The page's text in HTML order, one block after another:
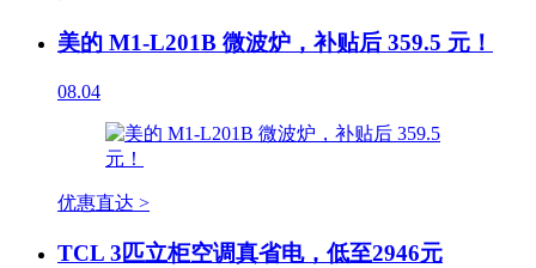
美的 M1-L201B 微波炉，补贴后 359.5 元！
08.04
优惠直达 >
TCL 3匹立柜空调真省电，低至2946元